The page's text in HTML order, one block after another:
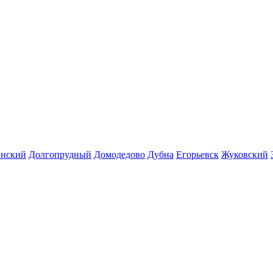
Долгопрудный Домодедово Дубна Егорьевск Жуковский